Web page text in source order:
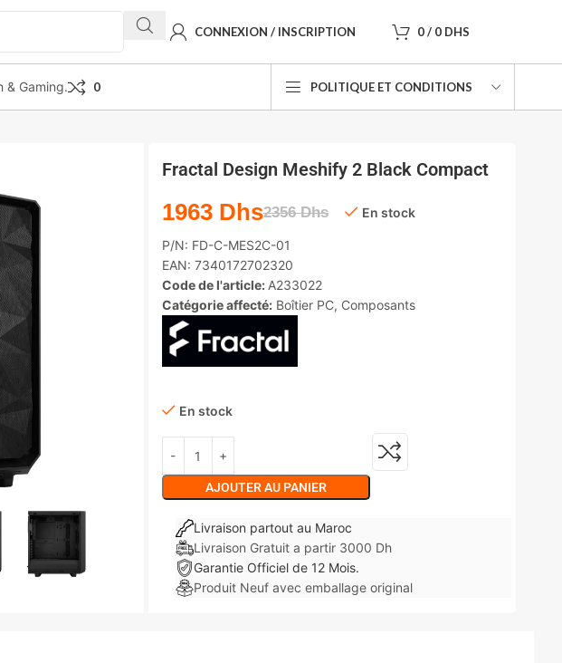
CONNEXION / INSCRIPTION 0/ 0 DHS
& Gaming. 0 POLITIQUE ET CONDITIONS
Fractal Design Meshify 2 Black Compact
2356Dhs
1963 Dhs En stock
P/N: FD-C-MES2C-01
EAN: 7340172702320
Code de l'article: A233022
Catégorie affecté: Boîtier PC, Composants
En stock
AJOUTER AU PANIER
Livraison partout au Maroc
Livraison Gratuit a partir 3000 Dh
Garantie Officiel de 12 Mois.
Produit Neuf avec emballage original